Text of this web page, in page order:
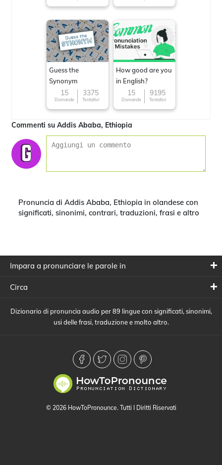
Guess the
Synonym
15
Domande
3375
Tentativi
How good are you
in English?
15
Domande
9195
Tentativi
Commenti su Addis Ababa, Ethiopia
Pronuncia di Addis Ababa, Ethiopia in olandese con
significati, sinonimi, contrari, traduzioni, frasi e altro
Impara a pronunciare le parole in
Circa
Dizionario di pronuncia audio per 89 lingue con significati, sinonimi,
usi delle frasi, traduzione e molto altro.
© 2026 HowToPronounce. Tutti I Diritti Riservati